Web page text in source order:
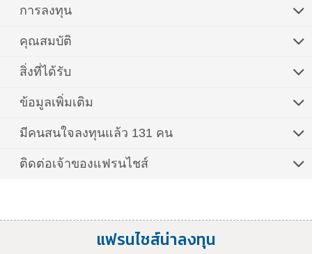
การลงทุน
คุณสมบัติ
สิ่งที่ได้รับ
ข้อมูลเพิ่มเติม
มีคนสนใจลงทุนแล้ว 131 คน
ติดต่อเจ้าของแฟรนไชส์
แฟรนไชส์น่าลงทุน